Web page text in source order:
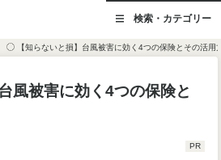
検索・カテゴリー
【知らないと損】台風被害に効く4つの保険とその活用
風被害に効く4つの保険と
PR